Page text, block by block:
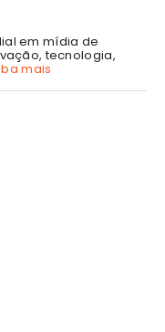
em mídia de
tecnologia,
mais